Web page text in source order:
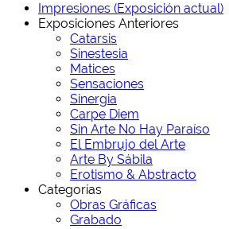
Impresiones (Exposición actual)
Exposiciones Anteriores
Catarsis
Sinestesia
Matices
Sensaciones
Sinergia
Carpe Diem
Sin Arte No Hay Paraíso
El Embrujo del Arte
Arte By Sábila
Erotismo & Abstracto
Categorías
Obras Gráficas
Grabado